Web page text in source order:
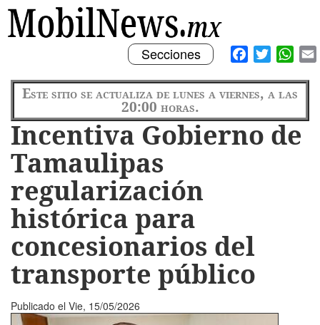
Facebook
Twitter
Toggle
navigation
Secciones
Este sitio se actualiza de lunes a viernes, a las
20:00 horas.
Incentiva Gobierno de
Tamaulipas
regularización
histórica para
concesionarios del
transporte público
Publicado el Vie, 15/05/2026